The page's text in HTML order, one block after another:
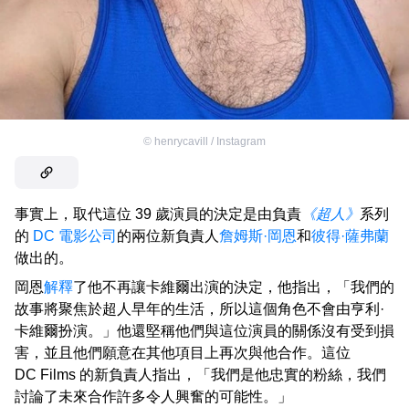
© henrycavill / Instagram
事實上，取代這位 39 歲演員的決定是由負責 《超人》 系列
的 DC 電影公司 的兩位新負責人詹姆斯·岡恩和彼得·薩弗蘭
做出的。
岡恩解釋了他不再讓卡維爾出演的決定，他指出，「我們的
故事將聚焦於超人早年的生活，所以這個角色不會由亨利·
卡維爾扮演。」他還堅稱他們與這位演員的關係沒有受到損
害，並且他們願意在其他項目上再次與他合作。這位
DC Films 的新負責人指出，「我們是他忠實的粉絲，我們
討論了未來合作許多令人興奮的可能性。」